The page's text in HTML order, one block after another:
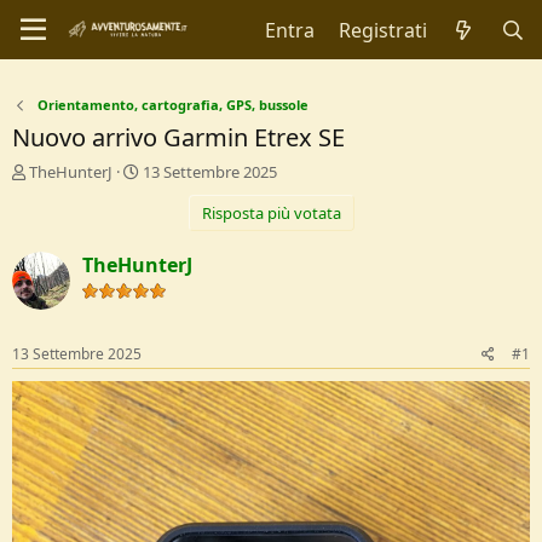
Entra Registrati
Orientamento, cartografia, GPS, bussole
Nuovo arrivo Garmin Etrex SE
C
t
o
r
D
i
s
c
u
s
s
i
o
TheHunterJ
D
d
i
I
z
i
o
13 Settembre 2025
Risposta più votata
TheHunterJ
13 Settembre 2025 #1